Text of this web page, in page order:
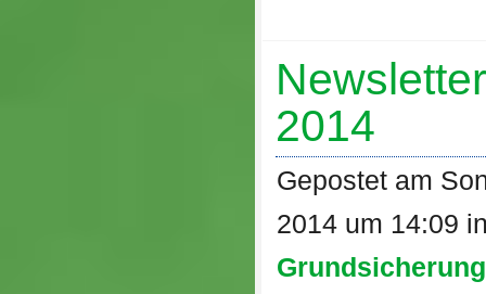
2014
Gepostet am
2014 um 14:09
Grundsicherung